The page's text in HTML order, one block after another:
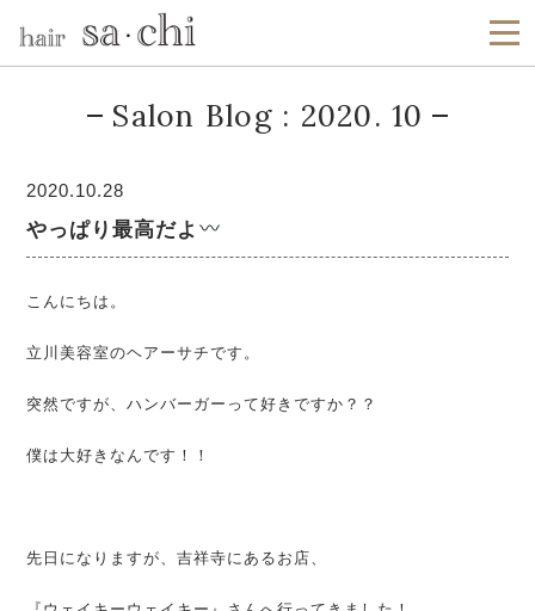
Salon Blog : 2020. 10
2020.10.28
やっぱり最高だよ
こんにちは。
立川美容室のヘアーサチです。
突然ですが、ハンバーガーって好きですか？？
僕は大好きなんです！！
先日になりますが、吉祥寺にあるお店、